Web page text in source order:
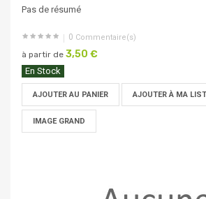
Pas de résumé
0 Commentaire(s)
à partir de 3,50 €
En Stock
AJOUTER AU PANIER AJOUTER À MA
IMAGE GRAND